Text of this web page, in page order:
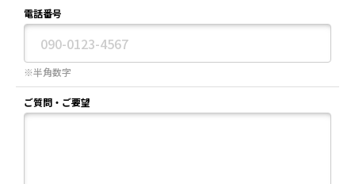
電話番号
※半角数字
ご質問・ご要望